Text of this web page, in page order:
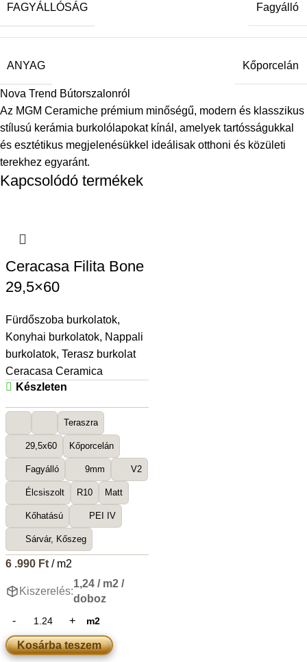
FAGYÁLLÓSÁG Fagyálló
ANYAG Kőporcelán
Nova Trend Bútorszalonról
Az MGM Ceramiche prémium minőségű, modern és klasszikus
stílusú kerámia burkolólapokat kínál, amelyek tartósságukkal
és esztétikus megjelenésükkel ideálisak otthoni és közületi
terekhez egyaránt.
Kapcsolódó termékek
Ceracasa Filita Bone
29,5×60
Fürdőszoba burkolatok,
Konyhai burkolatok, Nappali
burkolatok, Terasz burkolat
Ceracasa Ceramica
Készleten
Teraszra
29,5x60 Kőporcelán
Fagyálló 9mm V2
Élcsiszolt R10 Matt
Kőhatású PEI IV
Sárvár, Kőszeg
6 .990 Ft/ m2
Kiszerelés:
1,24 / m2 /
doboz
m2
Kosárba teszem